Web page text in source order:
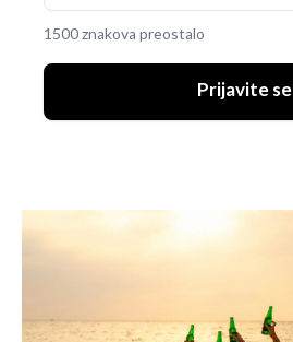
1500 znakova preostalo
Prijavite se